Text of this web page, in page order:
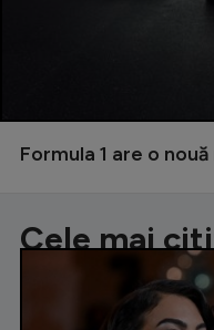
Formula 1 are o
Cele mai